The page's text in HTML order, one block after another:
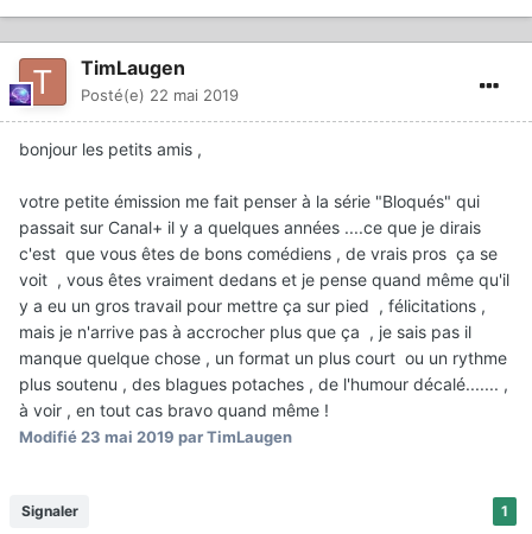
TimLaugen
Posté(e) 22 mai 2019
bonjour les petits amis ,
votre petite émission me fait penser à la série "Bloqués" qui
passait sur Canal+ il y a quelques années ....ce que je dirais
c'est que vous êtes de bons comédiens , de vrais pros ça se
voit , vous êtes vraiment dedans et je pense quand même qu'il
y a eu un gros travail pour mettre ça sur pied , félicitations ,
mais je n'arrive pas à accrocher plus que ça , je sais pas il
manque quelque chose , un format un plus court ou un rythme
plus soutenu , des blagues potaches , de l'humour décalé....... ,
à voir , en tout cas bravo quand même !
Modifié23 mai 2019 par TimLaugen
1
Signaler